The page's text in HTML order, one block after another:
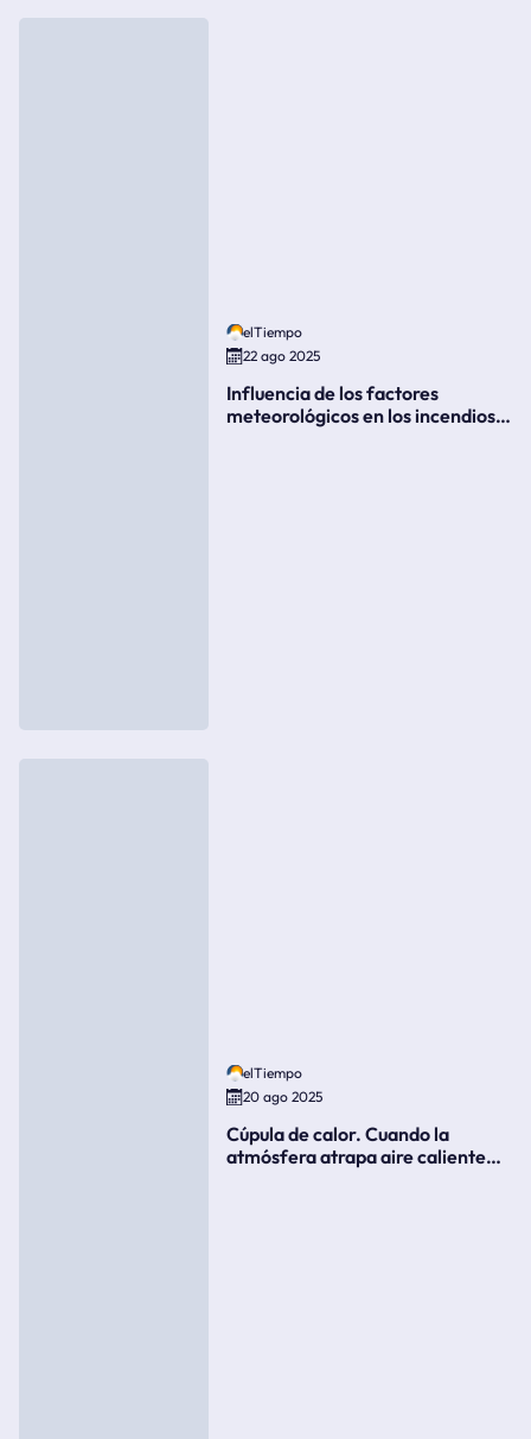
elTiempo
22 ago 2025
Influencia de los factores
meteorológicos en los incendios
elTiempo
20 ago 2025
Cúpula de calor. Cuando la
atmósfera atrapa aire caliente